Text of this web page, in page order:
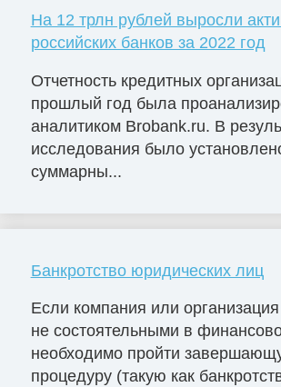
На 12 трлн рублей выросли
российских банков за 2022 год
Отчетность кредитных
прошлый год была
аналитиком Brobank.ru. В
исследования было
суммарны...
Банкротство юридических лиц
Если компания или организация
не состоятельными в
необходимо пройти
процедуру (такую как